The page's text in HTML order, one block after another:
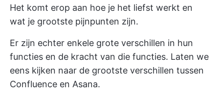
Het komt erop aan hoe je het liefst werkt en
wat je grootste pijnpunten zijn.
Er zijn echter enkele grote verschillen in hun
functies en de kracht van die functies. Laten we
eens kijken naar de grootste verschillen tussen
Confluence en Asana.